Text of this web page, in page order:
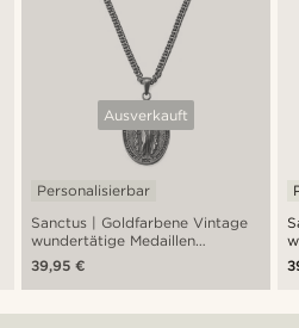
Ausverkauft
Sanctus | Goldfarbene Vintage
wundertätige Medaillen
Halskette
Personalisierbar
39,95 €